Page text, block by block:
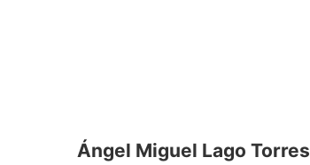
Ángel Miguel Lago Torres